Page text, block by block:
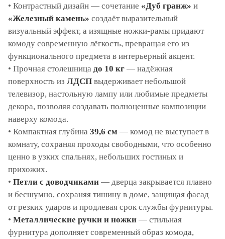
• Контрастный дизайн — сочетание «Дуб гранж» и
«Железный камень» создаёт выразительный
визуальный эффект, а изящные ножки-рамы придают
комоду современную лёгкость, превращая его из
функционального предмета в интерьерный акцент.
• Прочная столешница до 10 кг — надёжная
поверхность из ЛДСП выдерживает небольшой
телевизор, настольную лампу или любимые предметы
декора, позволяя создавать полноценные композиции
наверху комода.
• Компактная глубина 39,6 см — комод не выступает в
комнату, сохраняя проходы свободными, что особенно
ценно в узких спальнях, небольших гостиных и
прихожих.
• Петли с доводчиками — дверца закрывается плавно
и бесшумно, сохраняя тишину в доме, защищая фасад
от резких ударов и продлевая срок службы фурнитуры.
• Металлические ручки и ножки — стильная
фурнитура дополняет современный образ комода,